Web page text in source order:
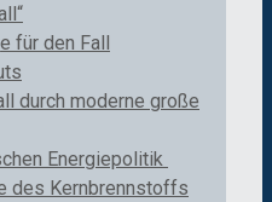
für den Fall
durch moderne große
Energiepolitik
des Kernbrennstoffs